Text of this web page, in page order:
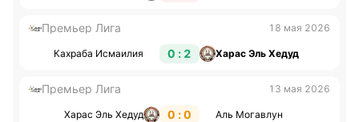
Премьер Лига 18 мая 2026
Кахраба Исмаилия 0 : 2 Харас Эль Хедуд
Премьер Лига 13 мая 2026
Харас Эль Хедуд 0 : 0 Аль Могавлун